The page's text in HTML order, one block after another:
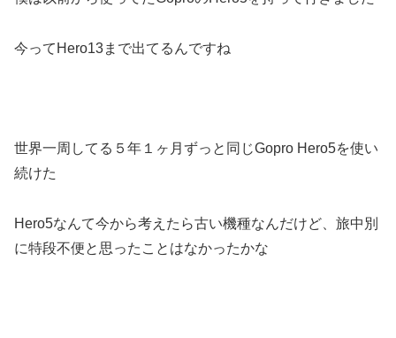
今ってHero13まで出てるんですね
世界一周してる５年１ヶ月ずっと同じGopro Hero5を使い
続けた
Hero5なんて今から考えたら古い機種なんだけど、旅中別
に特段不便と思ったことはなかったかな